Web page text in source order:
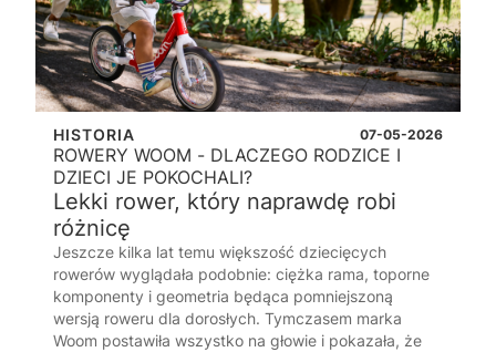
HISTORIA 07-05-2026
ROWERY WOOM - DLACZEGO RODZICE I
DZIECI JE POKOCHALI?
Lekki rower, który naprawdę robi
różnicę
Jeszcze kilka lat temu większość dziecięcych
rowerów wyglądała podobnie: ciężka rama, toporne
komponenty i geometria będąca pomniejszoną
wersją roweru dla dorosłych. Tymczasem marka
Woom postawiła wszystko na głowie i pokazała, że